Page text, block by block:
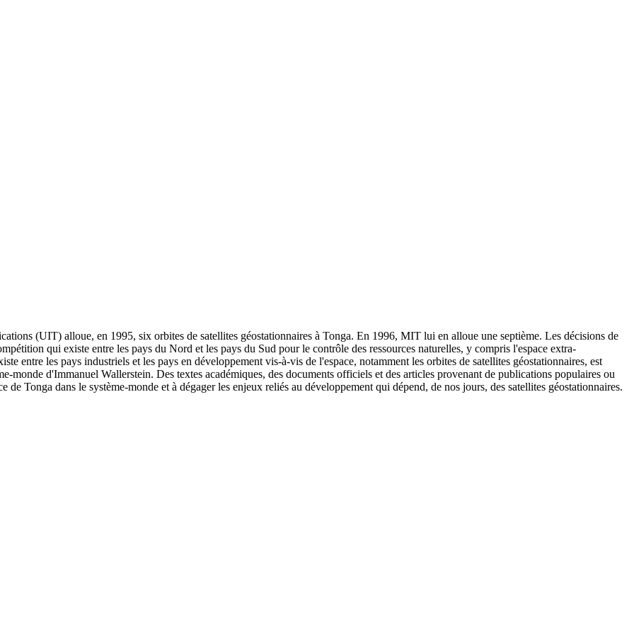
(UIT) alloue, en 1995, six orbites de satellites géostationnaires à Tonga. En 1996, MIT lui en alloue une septième. Les décisions de
qui existe entre les pays du Nord et les pays du Sud pour le contrôle des ressources naturelles, y compris l'espace extra-
entre les pays industriels et les pays en développement vis-à-vis de l'espace, notamment les orbites de satellites géostationnaires, est
monde d'Immanuel Wallerstein. Des textes académiques, des documents officiels et des articles provenant de publications populaires ou
Tonga dans le système-monde et à dégager les enjeux reliés au développement qui dépend, de nos jours, des satellites géostationnaires.